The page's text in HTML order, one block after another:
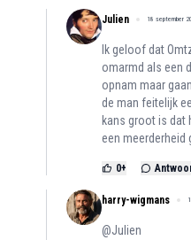
Julien 18 september
Ik geloof dat
omarmd als een
opnam maar
de man feitelijk
kans groot is dat
een meerderheid
0+
harry-wigmans
@Julien